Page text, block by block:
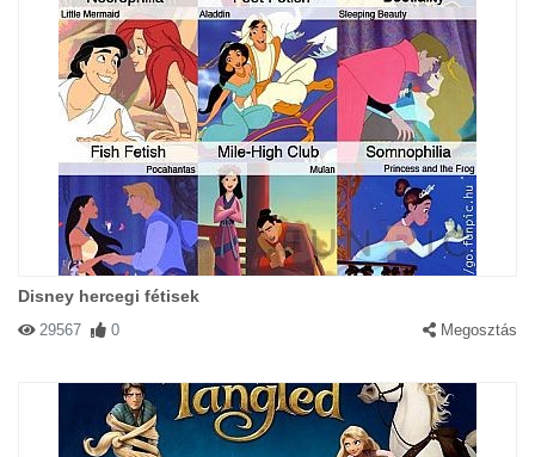
Disney hercegi fétisek
29567 0 Megosztás